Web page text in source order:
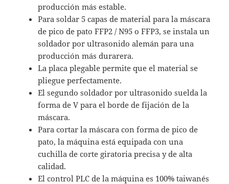
producción más estable.
Para soldar 5 capas de material para la máscara
de pico de pato FFP2 / N95 o FFP3, se instala un
soldador por ultrasonido alemán para una
producción más durarera.
La placa plegable permite que el material se
pliegue perfectamente.
El segundo soldador por ultrasonido suelda la
forma de V para el borde de fijación de la
máscara.
Para cortar la máscara con forma de pico de
pato, la máquina está equipada con una
cuchilla de corte giratoria precisa y de alta
calidad.
El control PLC de la máquina es 100% taiwanés